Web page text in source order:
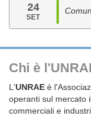
24
SET
Chi è
L'UNRAE è
operanti sul mercato
commerciali e